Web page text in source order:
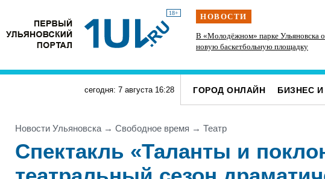
18+ НОВОСТИ
и На участке проспекта Гая в Ульяновске
запретили остановку транспорта
В «Молодёжном» парке Ульяновска
новую баскетбольную площадку
сегодня: 7 августа 16:28 ГОРОД ОНЛАЙН БИЗНЕС
Новости Ульяновска → Свободное время → Театр
Спектакль «Таланты и